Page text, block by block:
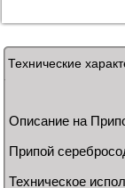
Технические
Описание на
Припой
Техническое